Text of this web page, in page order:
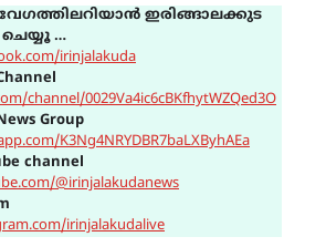
ഇരിങ്ങാലക്കുട
…
irinjalakuda
channel/0029Va4ic6cBKfhytWZQed3O
Group
K3Ng4NRYDBR7baLXByhAEa
channel
@irinjalakudanews
irinjalakudalive